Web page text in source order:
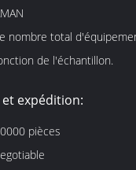
nombre total
de l'échantillon.
expédition:
pièces